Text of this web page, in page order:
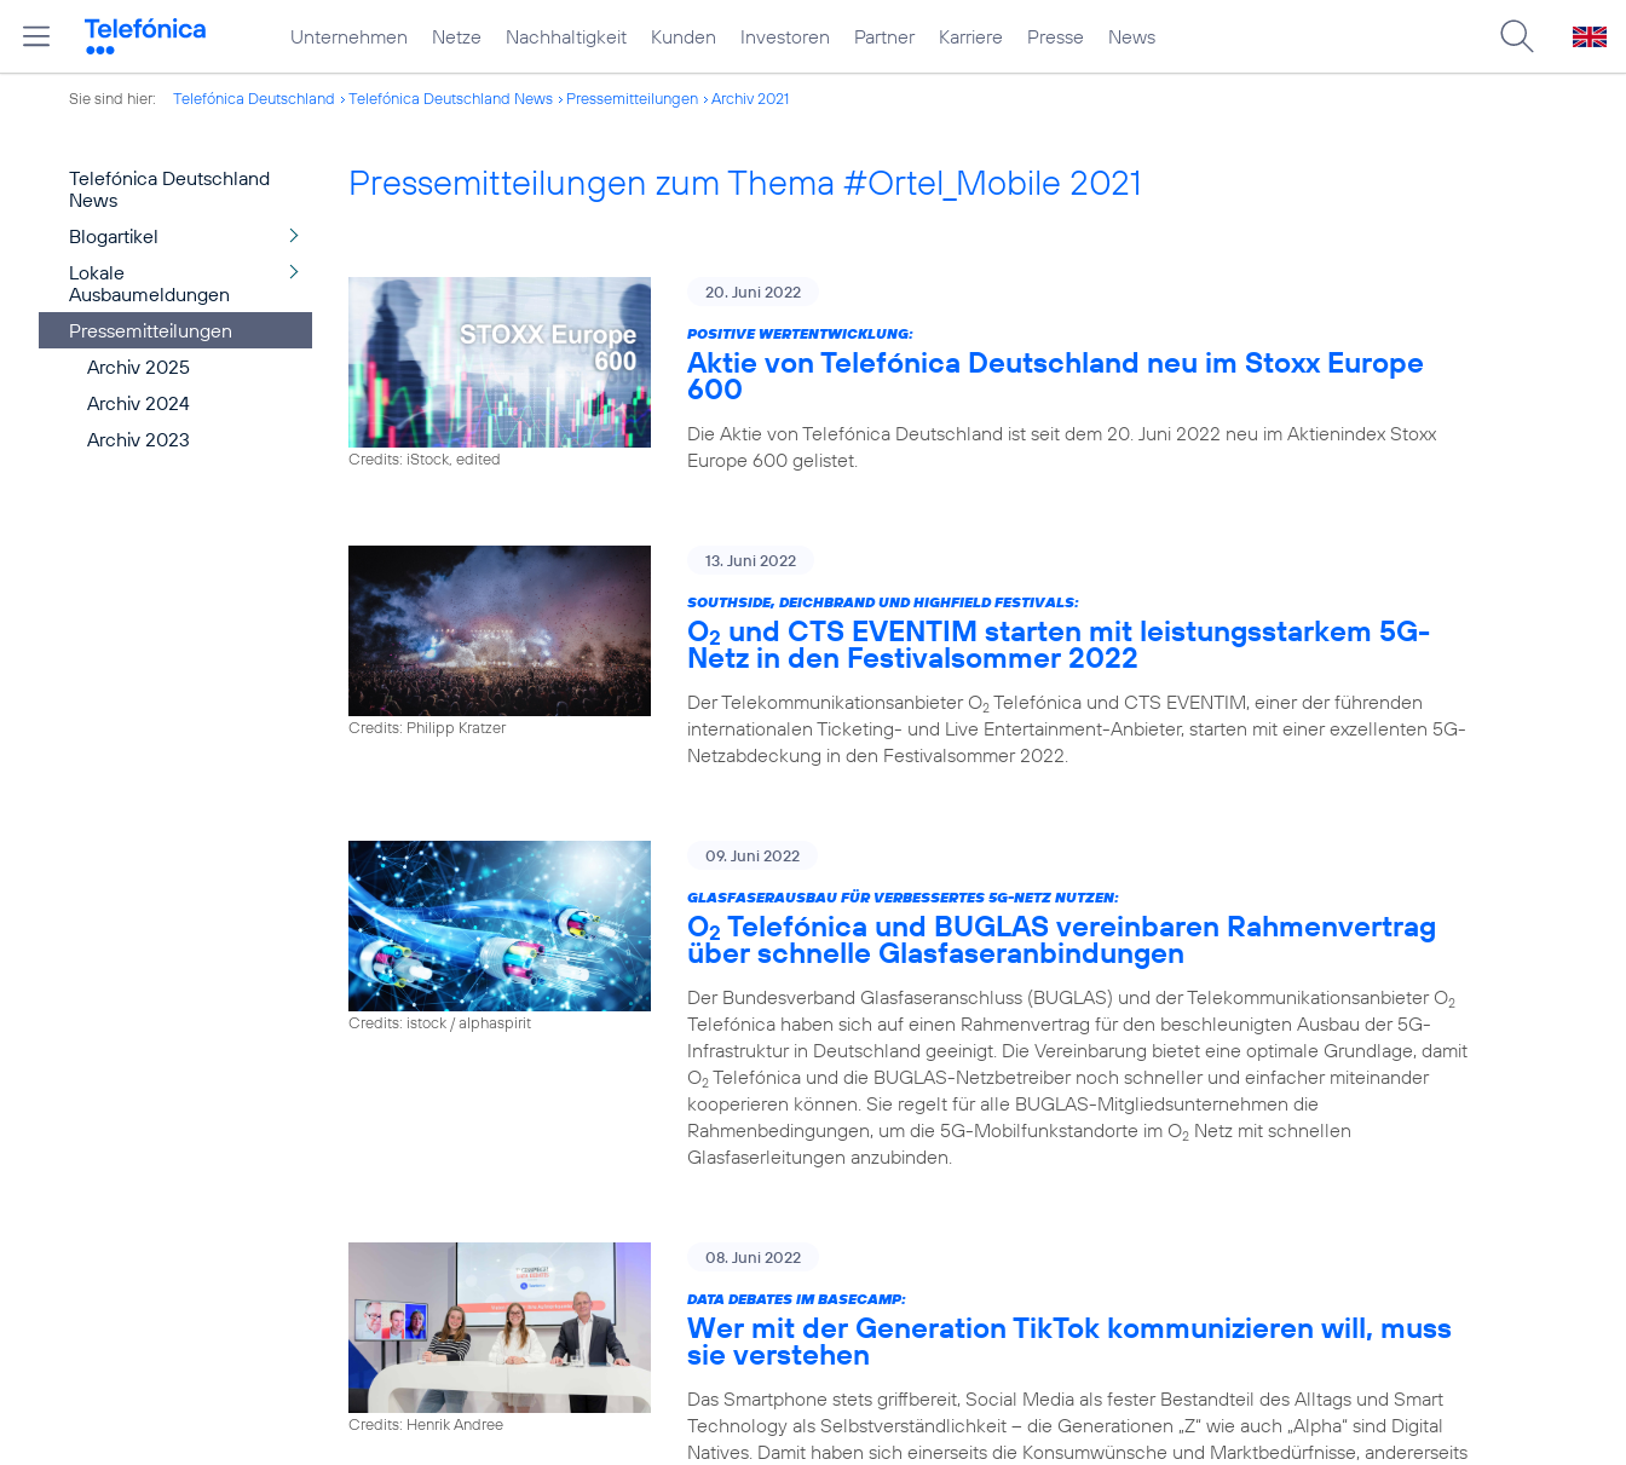
Unternehmen Netze Nachhaltigkeit Kunden Investoren Partner Karriere Presse News
Sie sind hier: Telefónica Deutschland Telefónica Deutschland News Pressemitteilungen Archiv 2021
Telefónica Deutschland
News
Blogartikel
Lokale
Ausbaumeldungen
Pressemitteilungen
Archiv 2025
Archiv 2024
Archiv 2023
Pressemitteilungen zum Thema #Ortel_Mobile 2021
Credits: iStock, edited
20. Juni 2022
POSITIVE WERTENTWICKLUNG:
Aktie von Telefónica Deutschland neu im Stoxx Europe
600
Die Aktie von Telefónica Deutschland ist seit dem 20. Juni 2022 neu im Aktienindex Stoxx
Europe 600 gelistet.
Credits: Philipp Kratzer
13. Juni 2022
SOUTHSIDE, DEICHBRAND UND HIGHFIELD FESTIVALS:
O2 und CTS EVENTIM starten mit leistungsstarkem 5G-
Netz in den Festivalsommer 2022
Der Telekommunikationsanbieter O2 Telefónica und CTS EVENTIM, einer der führenden
internationalen Ticketing- und Live Entertainment-Anbieter, starten mit einer exzellenten 5G-
Netzabdeckung in den Festivalsommer 2022.
Credits: istock / alphaspirit
09. Juni 2022
GLASFASERAUSBAU FÜR VERBESSERTES 5G-NETZ NUTZEN:
O2 Telefónica und BUGLAS vereinbaren Rahmenvertrag
über schnelle Glasfaseranbindungen
Der Bundesverband Glasfaseranschluss (BUGLAS) und der Telekommunikationsanbieter O2
Telefónica haben sich auf einen Rahmenvertrag für den beschleunigten Ausbau der 5G-
Infrastruktur in Deutschland geeinigt. Die Vereinbarung bietet eine optimale Grundlage, damit
O2 Telefónica und die BUGLAS-Netzbetreiber noch schneller und einfacher miteinander
kooperieren können. Sie regelt für alle BUGLAS-Mitgliedsunternehmen die
Rahmenbedingungen, um die 5G-Mobilfunkstandorte im O2 Netz mit schnellen
Glasfaserleitungen anzubinden.
Credits: Henrik Andree
08. Juni 2022
DATA DEBATES IM BASECAMP:
Wer mit der Generation TikTok kommunizieren will, muss
sie verstehen
Das Smartphone stets griffbereit, Social Media als fester Bestandteil des Alltags und Smart
Technology als Selbstverständlichkeit – die Generationen „Z“ wie auch „Alpha“ sind Digital
Natives. Damit haben sich einerseits die Konsumwünsche und Marktbedürfnisse, andererseits